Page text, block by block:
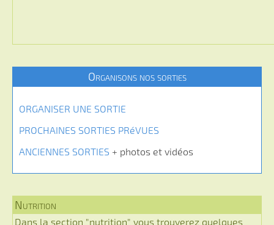
Organisons nos sorties
ORGANISER UNE SORTIE
PROCHAINES SORTIES PRéVUES
ANCIENNES SORTIES + photos et vidéos
Nutrition
Dans la section "nutrition" vous trouverez quelques